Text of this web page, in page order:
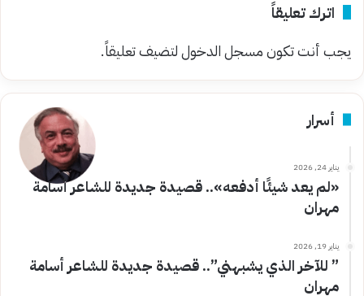
اترك تعليقاً
يجب أنت تكونمسجل الدخوللتضيف تعليقاً.
أسرار
يناير 24, 2026
«لم يعد شيئًا أدفعه».. قصيدة جديدة للشاعر أسامة
مهران
يناير 19, 2026
” للآخر الذي يشبهني”.. قصيدة جديدة للشاعر أسامة
مهران